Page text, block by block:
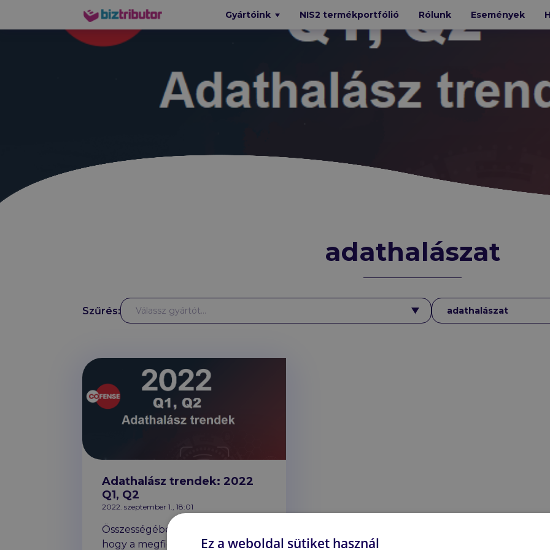
biztributor Gyártóink
Ruckus-
CommScope
Bitdefender
Trellix
Kiteworks
Mandiant
NIS2 termékportfólió Rólunk Események
adathalászat
Szűrés:
Gyártók
Válassz gyártót...
Címkék
adathalászat
adathalászat
Adathalász trendek: 2022
Q1, Q2
2022. szeptember 1., 18:01
Összességében elmondható,
hogy a megfigyelt adathalászEz a weboldal sütiket használ